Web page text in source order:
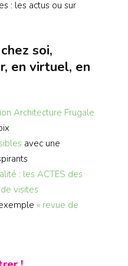
: les actus ou sur
soi,
en virtuel, en
Architecture Frugale
avec une
: les ACTES des
visites
« revue de